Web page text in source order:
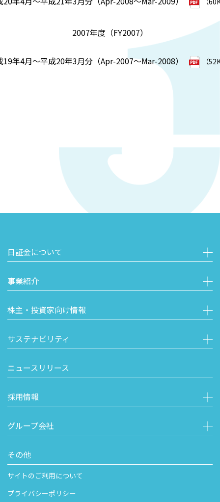
2007年度（FY2007）
19年4月～平成20年3月分（Apr-2007～Mar-2008） （
日証金について
事業紹介
株主・投資家向け情報
サステナビリティ
ニュースリリース
採用情報
グループ会社
その他
サイトのご利用について
プライバシーポリシー